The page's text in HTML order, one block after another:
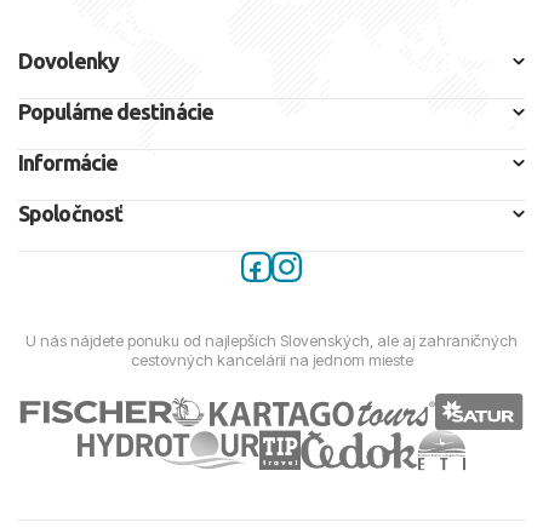
Dovolenky
Populárne destinácie
Informácie
Spoločnosť
U nás nájdete ponuku od najlepších Slovenských, ale aj zahraničných
cestovných kancelárií na jednom mieste